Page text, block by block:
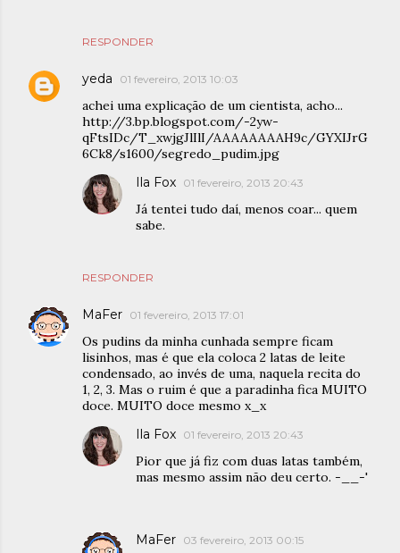
RESPONDER
yeda 01 fevereiro, 2013 10:03
achei uma explicação de um cientista, acho...
http://3.bp.blogspot.com/-2yw-
qFtsIDc/T_xwjgJlIlI/AAAAAAAAH9c/GYXIJrG
6Ck8/s1600/segredo_pudim.jpg
RESPONDER
Ila Fox 01 fevereiro, 2013 20:43
Já tentei tudo daí, menos coar... quem
sabe.
MaFer 01 fevereiro, 2013 17:01
Os pudins da minha cunhada sempre ficam
lisinhos, mas é que ela coloca 2 latas de leite
condensado, ao invés de uma, naquela recita do
1, 2, 3. Mas o ruim é que a paradinha fica MUITO
doce. MUITO doce mesmo x_x
Ila Fox 01 fevereiro, 2013 20:43
Pior que já fiz com duas latas também,
mas mesmo assim não deu certo. -__-'
MaFer 03 fevereiro, 2013 00:15